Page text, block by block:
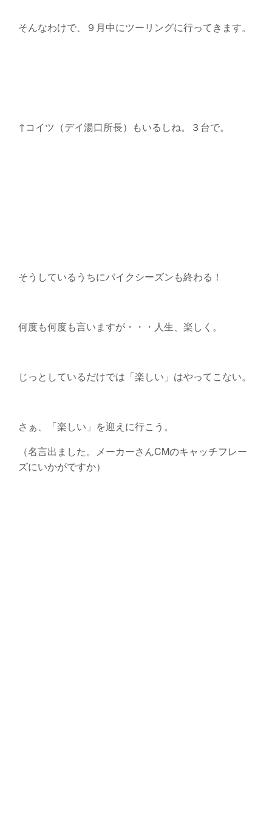
そんなわけで、９月中にツーリングに行ってきます。
↑コイツ（デイ湯口所長）もいるしね。３台で。
そうしているうちにバイクシーズンも終わる！
何度も何度も言いますが・・・人生、楽しく。
じっとしているだけでは「楽しい」はやってこない。
さぁ、「楽しい」を迎えに行こう。
（名言出ました。メーカーさんCMのキャッチフレー
ズにいかがですか）